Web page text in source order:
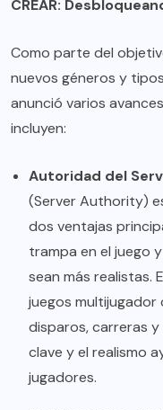
CREAR:
Como parte del
nuevos géneros y
anunció varios
incluyen:
Autoridad del
(Server Authority)
dos ventajas
trampa en el juego
sean más realistas.
juegos
disparos, carreras
clave y el realismo
jugadores.